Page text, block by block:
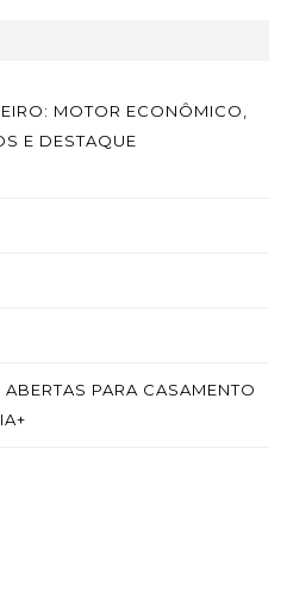
MOTOR ECONÔMICO,
E DESTAQUE
PARA CASAMENTO